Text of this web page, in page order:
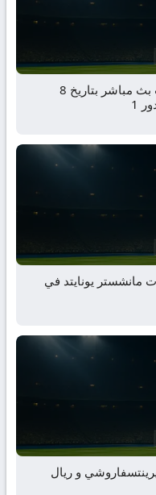
مباراة وست هام يونايتد و بورتسموث بث مباشر بتاريخ 8
يونايتد في
و ريال